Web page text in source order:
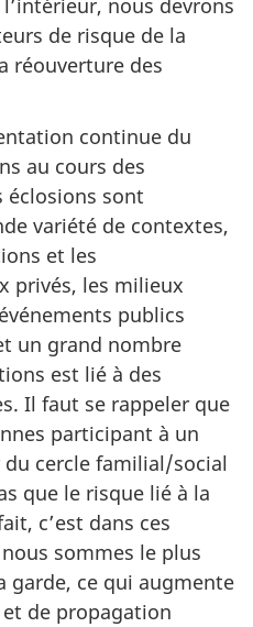
de risque de la
réouverture des
continue du
au cours des
éclosions sont
variété de contextes,
et les
privés, les milieux
publics
un grand nombre
est lié à des
Il faut se rappeler que
participant à un
cercle familial/social
que le risque lié à la
c’est dans ces
sommes le plus
garde, ce qui augmente
de propagation